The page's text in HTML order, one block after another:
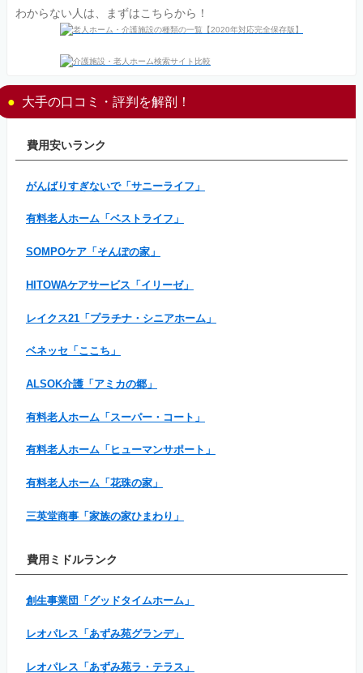
わからない人は、まずはこちらから！
大手の口コミ・評判を解剖！
費用安いランク
がんばりすぎないで「サニーライフ」
有料老人ホーム「ベストライフ」
SOMPOケア「そんぽの家」
HITOWAケアサービス「イリーゼ」
レイクス21「プラチナ・シニアホーム」
ベネッセ「ここち」
ALSOK介護「アミカの郷」
有料老人ホーム「スーパー・コート」
有料老人ホーム「ヒューマンサポート」
有料老人ホーム「花珠の家」
三英堂商事「家族の家ひまわり」
費用ミドルランク
創生事業団「グッドタイムホーム」
レオパレス「あずみ苑グランデ」
レオパレス「あずみ苑ラ・テラス」